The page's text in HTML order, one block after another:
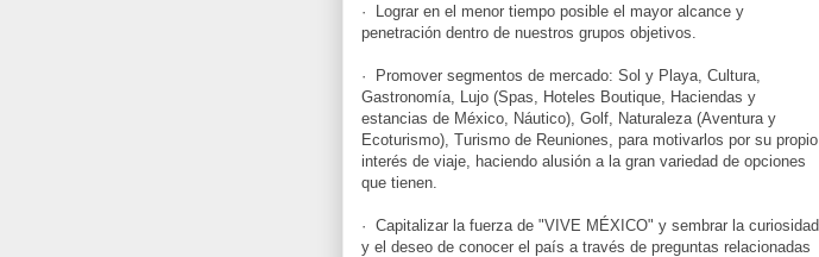
· Lograr en el menor tiempo posible el mayor alcance y
penetración dentro de nuestros grupos objetivos.
· Promover segmentos de mercado: Sol y Playa, Cultura,
Gastronomía, Lujo (Spas, Hoteles Boutique, Haciendas y
estancias de México, Náutico), Golf, Naturaleza (Aventura y
Ecoturismo), Turismo de Reuniones, para motivarlos por su propio
interés de viaje, haciendo alusión a la gran variedad de opciones
que tienen.
· Capitalizar la fuerza de "VIVE MÉXICO" y sembrar la curiosidad
y el deseo de conocer el país a través de preguntas relacionadas